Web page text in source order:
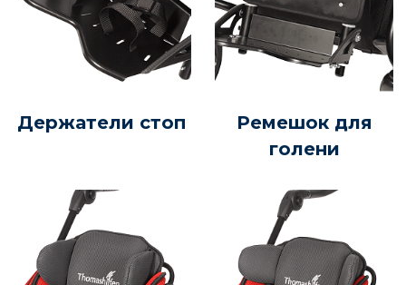
Держатели стоп
Ремешок для
голени